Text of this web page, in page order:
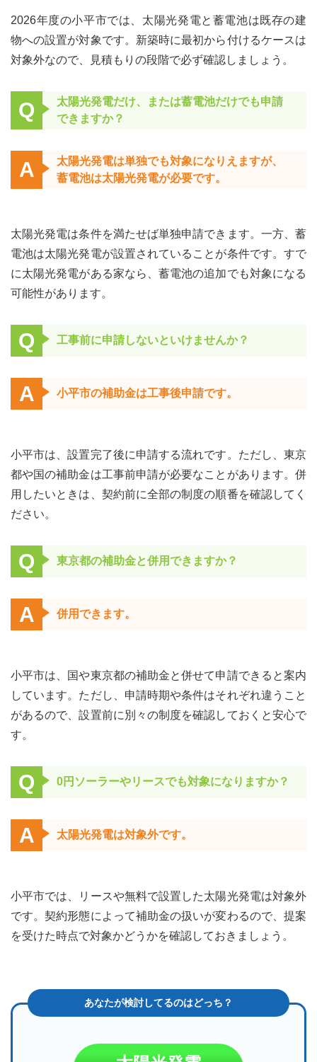
2026年度の小平市では、太陽光発電と蓄電池は既存の建
物への設置が対象です。新築時に最初から付けるケースは
対象外なので、見積もりの段階で必ず確認しましょう。
Q
太陽光発電だけ、または蓄電池だけでも申請
できますか？
A
太陽光発電は単独でも対象になりえますが、
蓄電池は太陽光発電が必要です。
太陽光発電は条件を満たせば単独申請できます。一方、蓄
電池は太陽光発電が設置されていることが条件です。すで
に太陽光発電がある家なら、蓄電池の追加でも対象になる
可能性があります。
Q 工事前に申請しないといけませんか？
A 小平市の補助金は工事後申請です。
小平市は、設置完了後に申請する流れです。ただし、東京
都や国の補助金は工事前申請が必要なことがあります。併
用したいときは、契約前に全部の制度の順番を確認してく
ださい。
Q 東京都の補助金と併用できますか？
A 併用できます。
小平市は、国や東京都の補助金と併せて申請できると案内
しています。ただし、申請時期や条件はそれぞれ違うこと
があるので、設置前に別々の制度を確認しておくと安心で
す。
Q 0円ソーラーやリースでも対象になりますか？
A 太陽光発電は対象外です。
小平市では、リースや無料で設置した太陽光発電は対象外
です。契約形態によって補助金の扱いが変わるので、提案
を受けた時点で対象かどうかを確認しておきましょう。